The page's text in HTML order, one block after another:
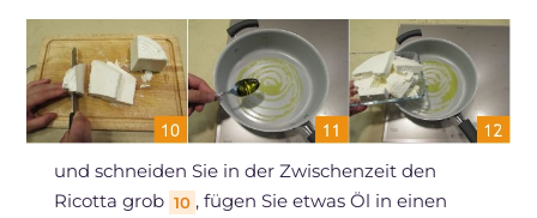
und schneiden Sie in der Zwischenzeit den
Ricotta grob 10 , fügen Sie etwas Öl in einen